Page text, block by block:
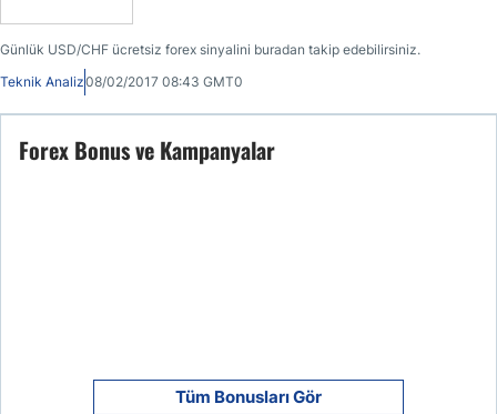
Günlük USD/CHF ücretsiz forex sinyalini buradan takip edebilirsiniz.
Teknik Analiz08/02/2017 08:43 GMT0
Forex Bonus ve Kampanyalar
Tüm Bonusları Gör